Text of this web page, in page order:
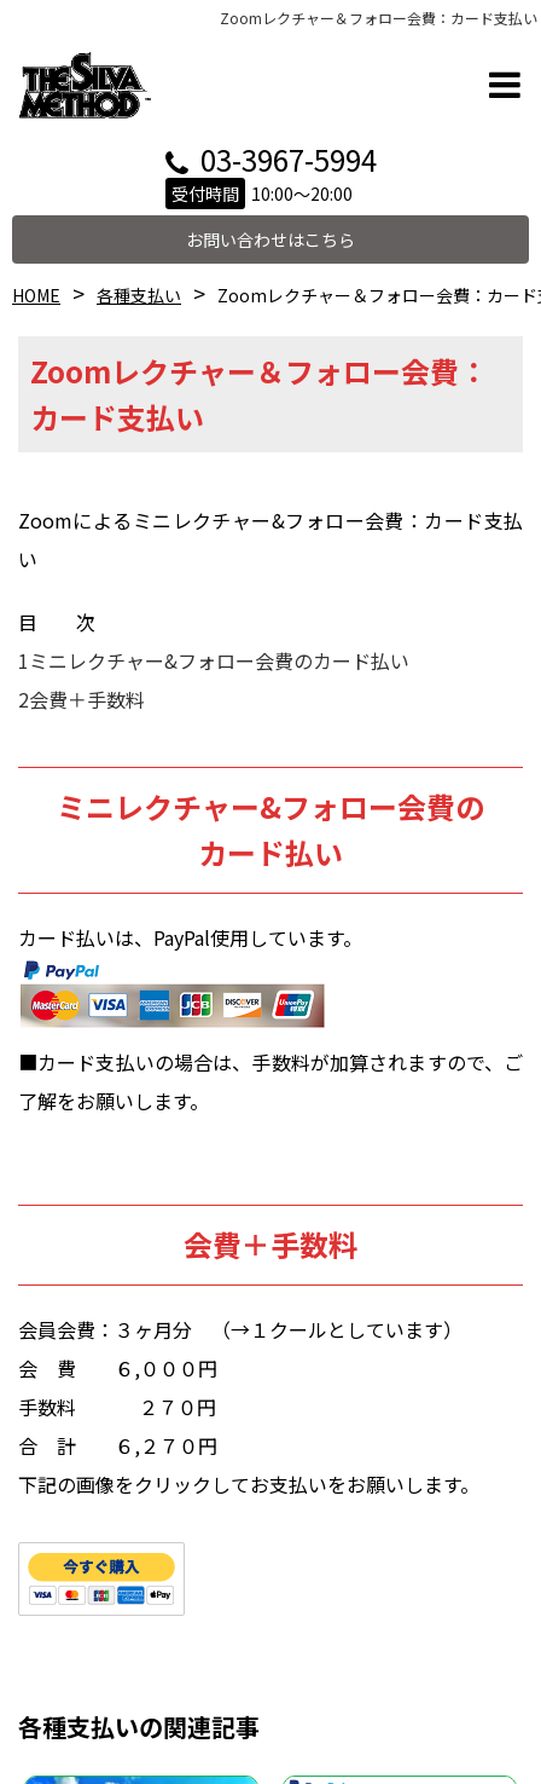
Zoomレクチャー＆フォロー会費：カード支払い
03-3967-5994
受付時間 10:00～20:00
お問い合わせはこちら
HOME 各種支払い Zoomレクチャー＆フォロー会費：カー
Zoomレクチャー＆フォロー会費：
カード支払い
Zoomによるミニレクチャー&フォロー会費：カード支払
い
目 次
1ミニレクチャー&フォロー会費のカード払い
2会費＋手数料
ミニレクチャー&フォロー会費の
カード払い
カード払いは、PayPal使用しています。
■カード支払いの場合は、手数料が加算されますので、ご
了解をお願いします。
会費＋手数料
会員会費：３ヶ月分 （→１クールとしています）
会 費 ６,０００円
手数料 ２７０円
合 計 ６,２７０円
下記の画像をクリックしてお支払いをお願いします。
各種支払いの関連記事